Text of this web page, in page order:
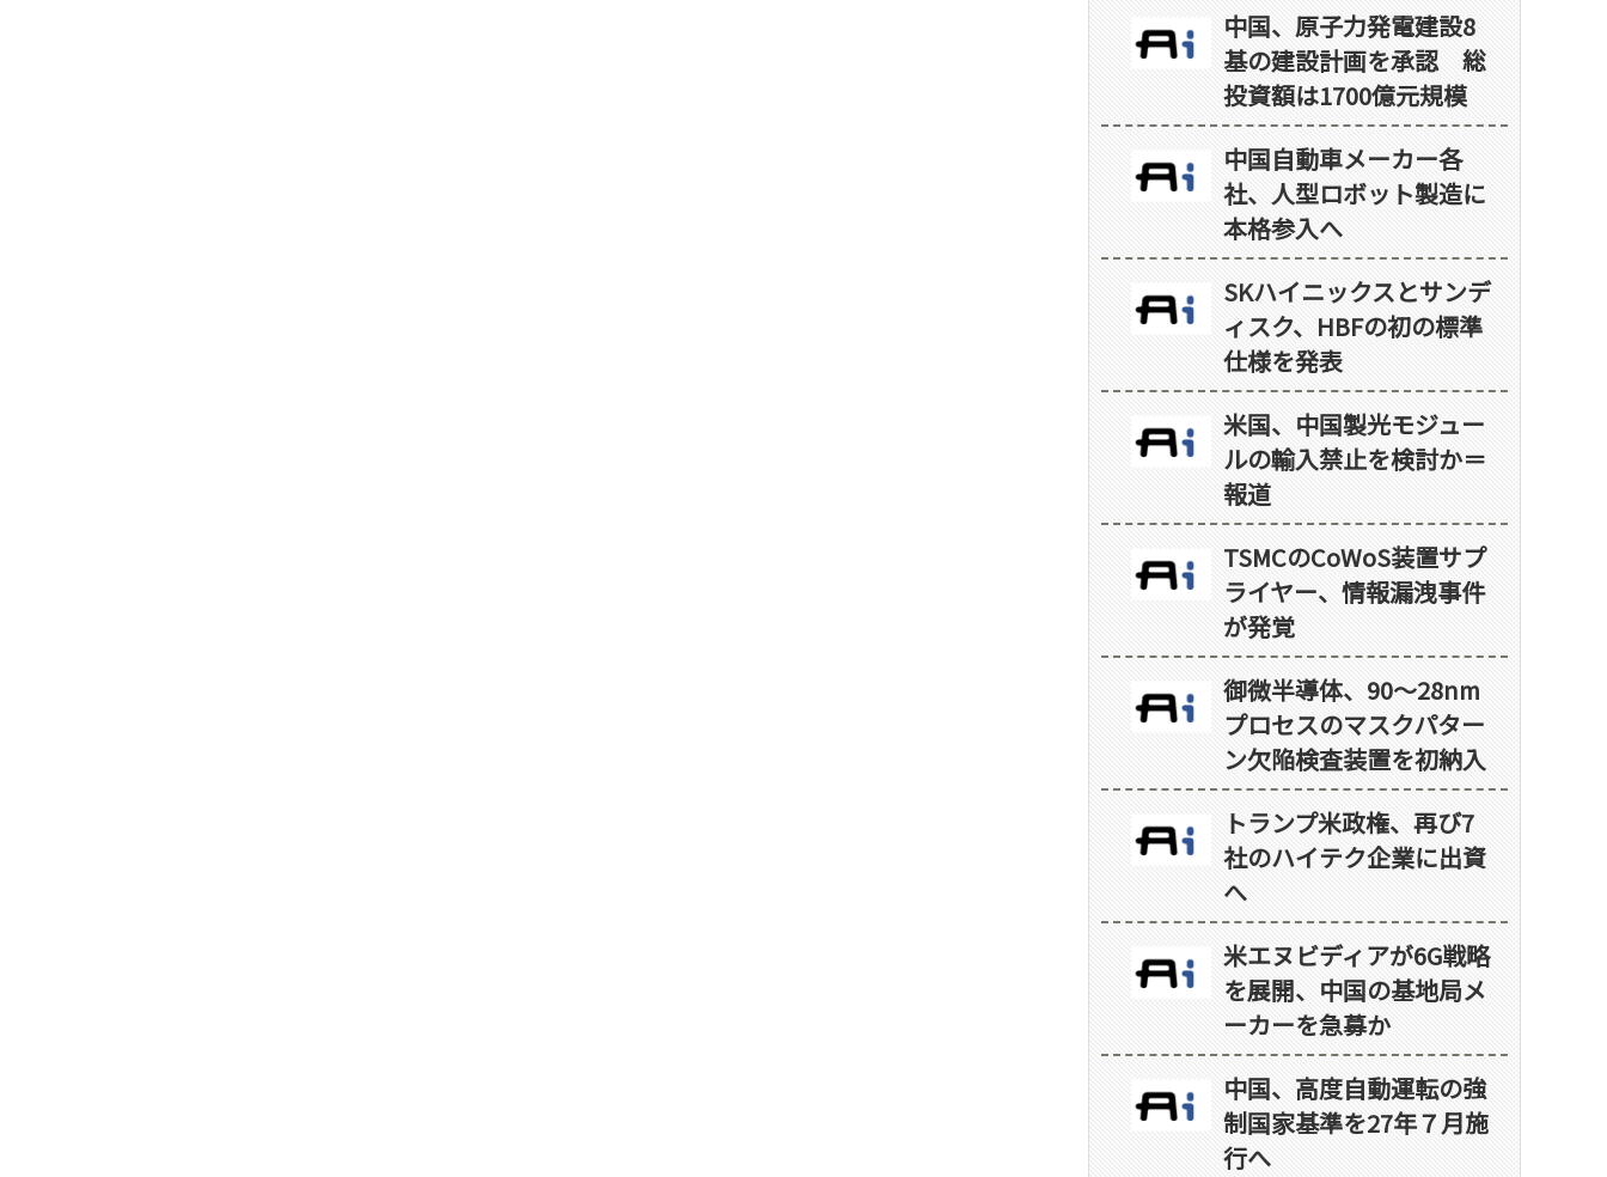
中国、原子力発電建設8
基の建設計画を承認 総
投資額は1700億元規模
中国自動車メーカー各
社、人型ロボット製造に
本格参入へ
SKハイニックスとサンデ
ィスク、HBFの初の標準
仕様を発表
米国、中国製光モジュー
ルの輸入禁止を検討か＝
報道
TSMCのCoWoS装置サプ
ライヤー、情報漏洩事件
が発覚
御微半導体、90～28nm
プロセスのマスクパター
ン欠陥検査装置を初納入
トランプ米政権、再び7
社のハイテク企業に出資
へ
米エヌビディアが6G戦略
を展開、中国の基地局メ
ーカーを急募か
中国、高度自動運転の強
制国家基準を27年７月施
行へ